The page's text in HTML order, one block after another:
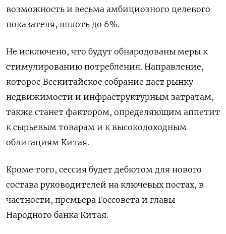
возможность и весьма амбициозного целевого
показателя, вплоть до 6%.
Не исключено, что будут обнародованы меры к
стимулированию потребления. Направление,
которое Всекитайское собрание даст рынку
недвижимости и инфраструктурным затратам,
также станет фактором, определяющим аппетит
к сырьевым товарам и к высокодоходным
облигациям Китая.
Кроме того, сессия будет дебютом для нового
состава руководителей на ключевых постах, в
частности, премьера Госсовета и главы
Народного банка Китая.